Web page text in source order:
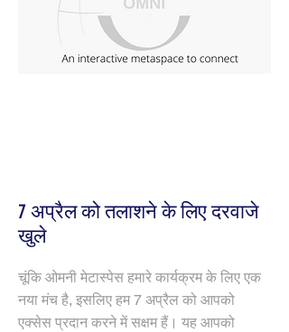
7 अप्रैल को तलाशने के लिए दरवाजे
खुले
चूंकि ओमनी मेटास्पेस हमारे कार्यक्रम के लिए एक
नया मंच है, इसलिए हम 7 अप्रैल को आपको
एक्सेस प्रदान करने में सक्षम हैं। यह आपको